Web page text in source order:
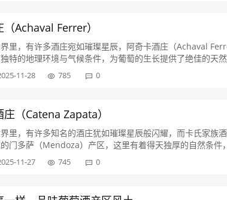
Achaval Ferrer）
里，有许多酒庄宛如璀璨星辰，阿奇卡酒庄（Achaval
特的地理环境与气候条件，为葡萄的生长提供了绝佳的天
温差使得葡萄在积累糖分的还能...
11-28 785 0
（Catena Zapata）
里，有许多知名的酒庄犹如璀璨星辰般闪耀，而卡氏家族
门多萨（Mendoza）产区，这里有着得天独厚的自然条
境。卡氏家族酒庄不仅拥有...
11-27 745 0